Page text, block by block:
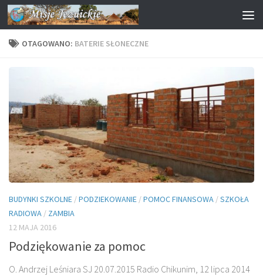
Przejdź do treści
OTAGOWANO: BATERIE SŁONECZNE
BUDYNKI SZKOLNE /PODZIEKOWANIE /POMOC FINANSOWA /SZKOŁA
RADIOWA / ZAMBIA
12 MAJA 2016
Podziękowanie za pomoc
O. Andrzej Leśniara SJ 20.07.2015 Radio Chikunim, 12 lipca 2014